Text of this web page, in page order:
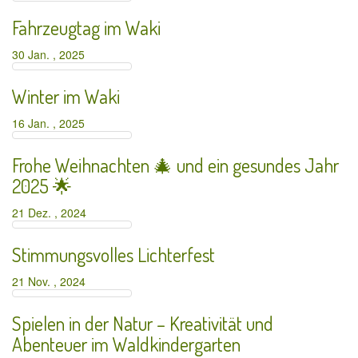
Fahrzeugtag im Waki
30 Jan. , 2025
Winter im Waki
16 Jan. , 2025
Frohe Weihnachten 🎄 und ein gesundes Jahr
2025 🌟
21 Dez. , 2024
Stimmungsvolles Lichterfest
21 Nov. , 2024
Spielen in der Natur – Kreativität und
Abenteuer im Waldkindergarten